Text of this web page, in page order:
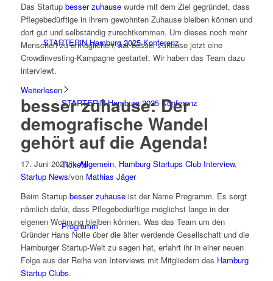
STARTERiN Hamburg 2025 Konferenz
STARTERiN Hamburg 2025 Konferenz
Tickets
Programm
Das Startup besser zuhausewurde mit dem Ziel gegründet, dass
Pflegebedürftige in ihrem gewohnten Zuhause bleiben können und
dort gut und selbständig zurechtkommen. Um dieses noch mehr
Menschen zu ermöglichen, hat besser zuhause jetzt eine
Crowdinvesting-Kampagne gestartet. Wir haben das Team dazu
interviewt.
Weiterlesen
besser zuhause: Der
demografische Wandel
gehört auf die Agenda!
17. Juni 2021/inAllgemein, Hamburg Startups Club Interview,
Startup News/von Mathias Jäger
Beim Startup besser zuhauseist der Name Programm. Es sorgt
nämlich dafür, dass Pflegebedürftige möglichst lange in der
eigenen Wohnung bleiben können. Was das Team um den
Gründer Hans Nolte über die älter werdende Gesellschaft und die
Hamburger Startup-Welt zu sagen hat, erfahrt ihr in einer neuen
Folge aus der Reihe von Interviews mit Mitgliedern des Hamburg
Startup Clubs.